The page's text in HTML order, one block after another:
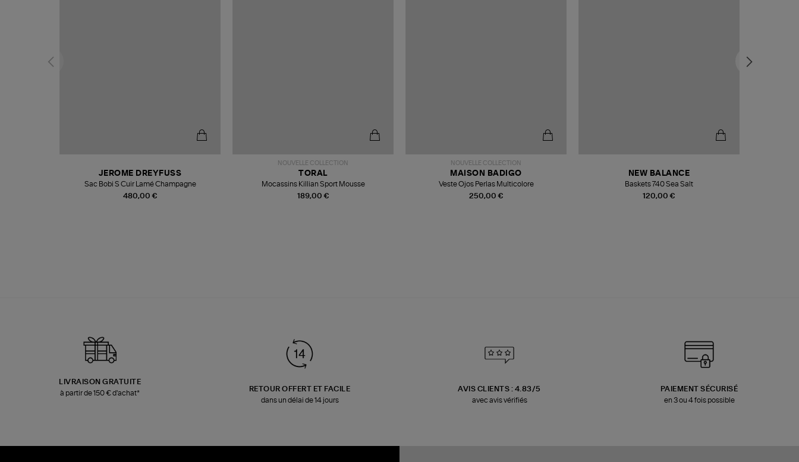
480,00 €
JEROME DREYFUSS
Sac Bobi S Cuir Lamé Champagne
NOUVELLE COLLECTION
189,00 €
TORAL
Mocassins Killian Sport Mousse
NOUVELLE COLLECTION
250,00 €
MAISON BADIGO
Veste Ojos Perlas Multicolore
120,00 €
NEW BALANCE
Baskets 740 Sea Salt
LIVRAISON GRATUITE
à partir de 150 € d'achat*
RETOUR OFFERT ET FACILE
dans un délai de 14 jours
AVIS CLIENTS : 4.83/5
avec avis vérifiés
PAIEMENT SÉCURISÉ
en 3 ou 4 fois possible